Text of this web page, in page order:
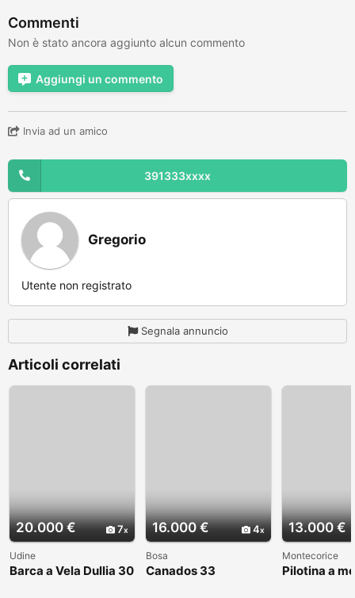
Commenti
Non è stato ancora aggiunto alcun commento
Aggiungi un commento
Invia ad un amico
391333xxxx
Gregorio
Utente non registrato
Segnala annuncio
Articoli correlati
20.000 € 7
Udine
Barca a Vela Dullia 30
16.000 € 4
Bosa
Canados 33
13.000 €
Montecorice
Pilotina a